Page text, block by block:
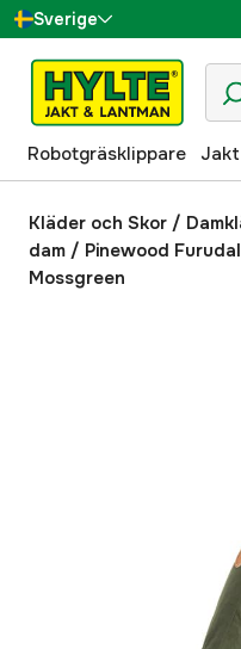
Sverige
Danmark
Suomi
Norge
Deutschland
Robotgräsklippare Jakt
Kläder och Skor /
dam / Pinewood
Mossgreen